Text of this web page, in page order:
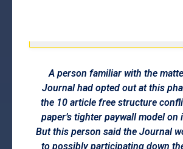
A person familiar with the
Journal had opted out at this
the 10 article free structure
paper’s tighter paywall model on
But this person said the Journal
to possibly participating down